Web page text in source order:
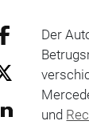
Der
und